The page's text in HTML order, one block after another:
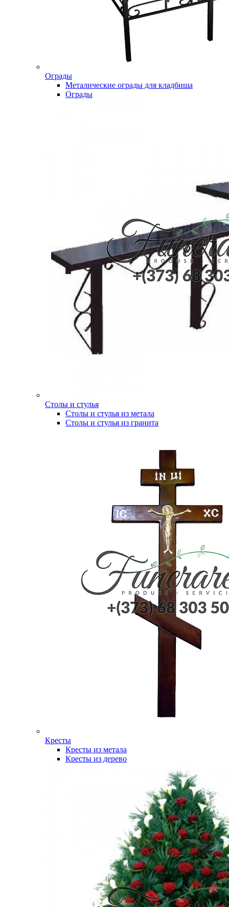
Ограды
Металические ограды для кладбиша
Ограды
Столы и стулья
Столы и стулья из метала
Столы и стулья из гранита
Кресты
Кресты из метала
Кресты из дерево